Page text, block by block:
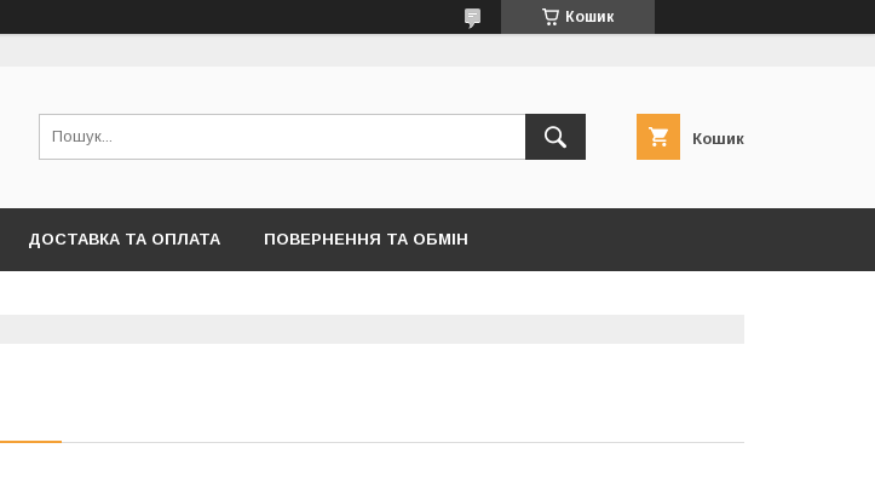
Кошик
Кошик
ДОСТАВКА ТА ОПЛАТА ПОВЕРНЕННЯ ТА ОБМІН